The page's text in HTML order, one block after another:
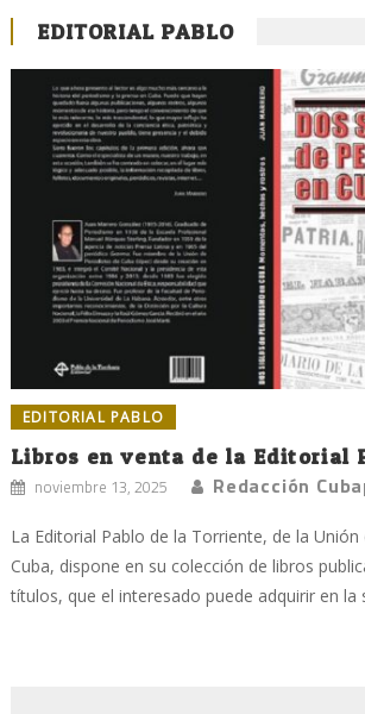
EDITORIAL PABLO
EDITORIAL PABLO
Libros en venta de la Editorial
noviembre 13, 2025 Redacción
La Editorial Pablo de la Torriente, de la
Cuba, dispone en su colección de libros
títulos, que el interesado puede adquirir en la